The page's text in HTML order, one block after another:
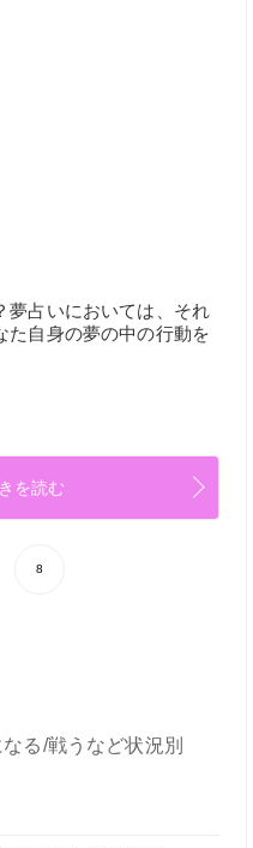
夢占いにおいては、それ
た自身の夢の中の行動を
を読む
8
る/戦うなど状況別